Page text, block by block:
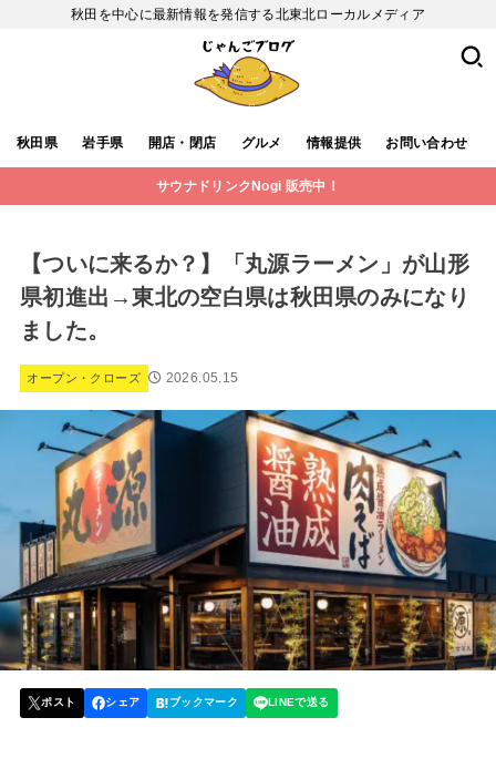
秋田を中心に最新情報を発信する北東北ローカルメディア
秋田県 岩手県 開店・閉店 グルメ 情報提供 お問い合わせ
サウナドリンクNogi 販売中！
【ついに来るか？】「丸源ラーメン」が山形
県初進出→東北の空白県は秋田県のみになり
ました。
オープン・クローズ 2026.05.15